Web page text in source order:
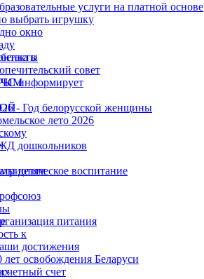
выбрать игрушку
в
детям
к
услуги на платной основе
окно
совет
информирует
- Год белорусской женщины
лето 2026
дошкольников
воспитание
питания
достижения
лет освобождения Беларуси
счет